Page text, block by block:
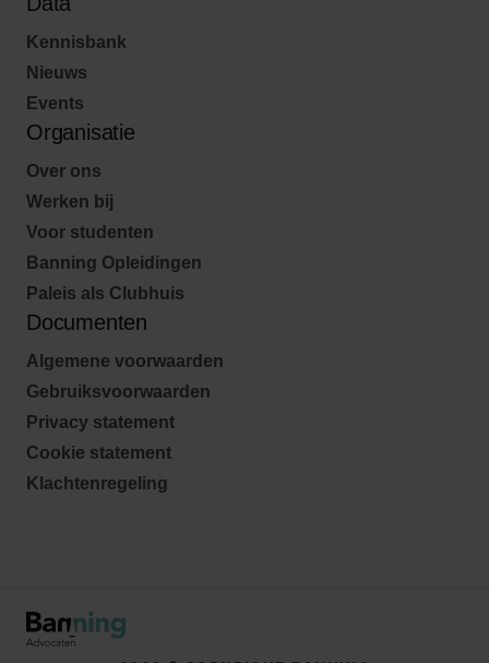
Kennisbank
Nieuws
Events
Organisatie
Over ons
Werken bij
Voor studenten
Banning Opleidingen
Paleis als Clubhuis
Documenten
Algemene voorwaarden
Gebruiksvoorwaarden
Privacy statement
Cookie statement
Klachtenregeling